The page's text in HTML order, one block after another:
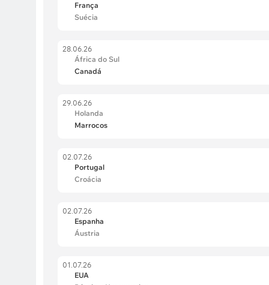
França
Suécia
28.06.26
África do Sul
Canadá
29.06.26
Holanda
Marrocos
02.07.26
Portugal
Croácia
02.07.26
Espanha
Áustria
01.07.26
EUA